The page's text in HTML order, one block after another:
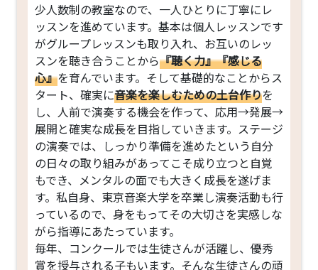
少人数制の教室なので、一人ひとりに丁寧にレ
ッスンを進めています。基本は個人レッスンです
がグループレッスンも取り入れ、お互いのレッ
スンを聴き合うことから『聴く力』『感じる
心』を育んでいます。そして基礎的なことからス
タート、確実に音楽を楽しむための土台作りを
し、人前で演奏する機会を作って、応用→発展→
展開と確実な成長を目指していきます。ステージ
の演奏では、しっかり準備を進めたという自分
の日々の取り組みがあってこそ成り立つと自覚
もでき、メンタルの面でも大きく成長を遂げま
す。私自身、東京音楽大学を卒業し演奏活動も行
っているので、身をもってその大切さを実感しな
がら指導にあたっています。
毎年、コンクールでは生徒さんが活躍し、優秀
賞を授与される子もいます。そんな生徒さんの頑